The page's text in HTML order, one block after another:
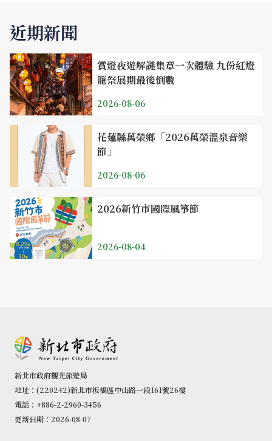
近期新聞
賞燈夜遊解謎集章一次體驗 九份紅燈
籠祭展期最後倒數
2026-08-06
花蓮縣萬榮鄉「2026萬榮溫泉音樂
節」
2026-08-06
2026新竹市國際風箏節
2026-08-04
新北市政府觀光旅遊局
地址：(220242)新北市板橋區中山路一段161號26樓
電話：+886-2-2960-3456
更新日期：2026-08-07